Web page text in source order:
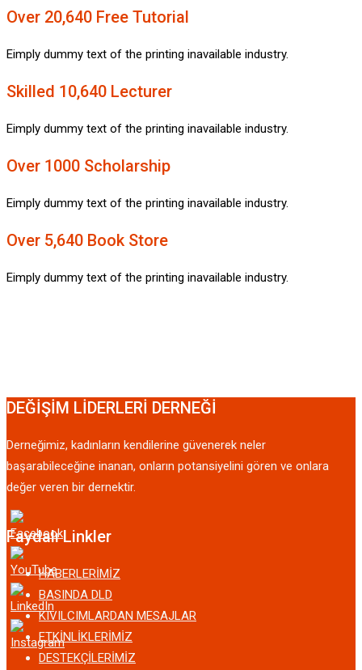
Over 20,640 Free Tutorial
Eimply dummy text of the printing inavailable industry.
Skilled 10,640 Lecturer
Eimply dummy text of the printing inavailable industry.
Over 1000 Scholarship
Eimply dummy text of the printing inavailable industry.
Over 5,640 Book Store
Eimply dummy text of the printing inavailable industry.
DEĞİŞİM LİDERLERİ DERNEĞİ
Derneğimiz, kadınların kendilerine güvenerek neler
başarabileceğine inanan, onların potansiyelini gören ve onlara
değer veren bir dernektir.
Faydalı Linkler
HABERLERİMİZ
BASINDA DLD
KIVILCIMLARDAN MESAJLAR
ETKİNLİKLERİMİZ
DESTEKÇİLERİMİZ